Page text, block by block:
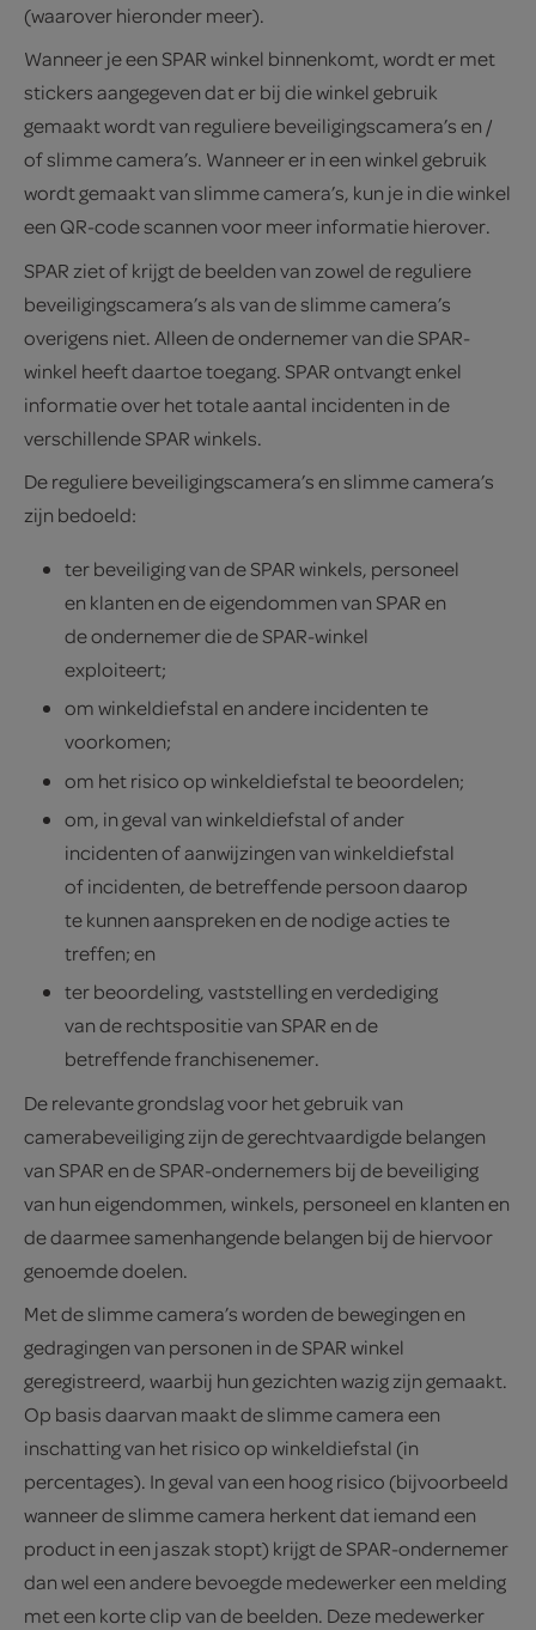
(waarover hieronder meer).
Wanneer je een SPAR winkel binnenkomt, wordt er met
stickers aangegeven dat er bij die winkel gebruik
gemaakt wordt van reguliere beveiligingscamera’s en /
of slimme camera’s. Wanneer er in een winkel gebruik
wordt gemaakt van slimme camera’s, kun je in die winkel
een QR-code scannen voor meer informatie hierover.
SPAR ziet of krijgt de beelden van zowel de reguliere
beveiligingscamera’s als van de slimme camera’s
overigens niet. Alleen de ondernemer van die SPAR-
winkel heeft daartoe toegang. SPAR ontvangt enkel
informatie over het totale aantal incidenten in de
verschillende SPAR winkels.
De reguliere beveiligingscamera’s en slimme camera’s
zijn bedoeld:
ter beveiliging van de SPAR winkels, personeel
en klanten en de eigendommen van SPAR en
de ondernemer die de SPAR-winkel
exploiteert;
om winkeldiefstal en andere incidenten te
voorkomen;
om het risico op winkeldiefstal te beoordelen;
om, in geval van winkeldiefstal of ander
incidenten of aanwijzingen van winkeldiefstal
of incidenten, de betreffende persoon daarop
te kunnen aanspreken en de nodige acties te
treffen; en
ter beoordeling, vaststelling en verdediging
van de rechtspositie van SPAR en de
betreffende franchisenemer.
De relevante grondslag voor het gebruik van
camerabeveiliging zijn de gerechtvaardigde belangen
van SPAR en de SPAR-ondernemers bij de beveiliging
van hun eigendommen, winkels, personeel en klanten en
de daarmee samenhangende belangen bij de hiervoor
genoemde doelen.
Met de slimme camera’s worden de bewegingen en
gedragingen van personen in de SPAR winkel
geregistreerd, waarbij hun gezichten wazig zijn gemaakt.
Op basis daarvan maakt de slimme camera een
inschatting van het risico op winkeldiefstal (in
percentages). In geval van een hoog risico (bijvoorbeeld
wanneer de slimme camera herkent dat iemand een
product in een jaszak stopt) krijgt de SPAR-ondernemer
dan wel een andere bevoegde medewerker een melding
met een korte clip van de beelden. Deze medewerker